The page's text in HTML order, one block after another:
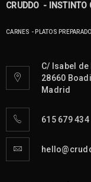
CRUDDO - INSTINTO
CARNES - PLATOS
C/ Isabel
28660
Madrid
615 679 434